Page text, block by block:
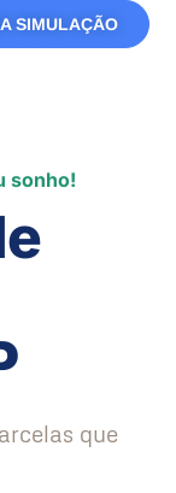
SIMULAÇÃO
sonho!
que